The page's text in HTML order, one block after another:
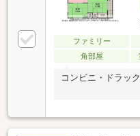
ファミリー
角部屋
コンビニ・ドラッ